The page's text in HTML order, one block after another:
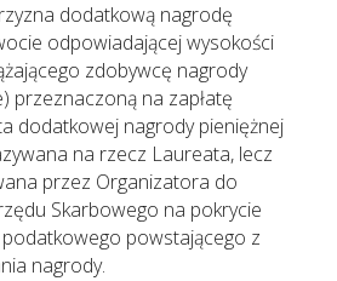
dodatkową nagrodę
odpowiadającej wysokości
zdobywcę nagrody
przeznaczoną na zapłatę
dodatkowej nagrody pieniężnej
na rzecz Laureata, lecz
przez Organizatora do
Skarbowego na pokrycie
powstającego z
nagrody.